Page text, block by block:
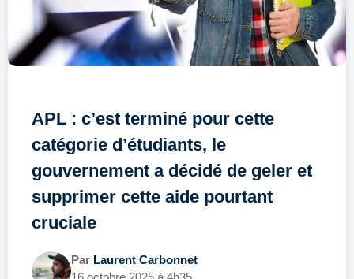
APL : c’est terminé pour cette
catégorie d’étudiants, le
gouvernement a décidé de geler et
supprimer cette aide pourtant
cruciale
Par Laurent Carbonnet